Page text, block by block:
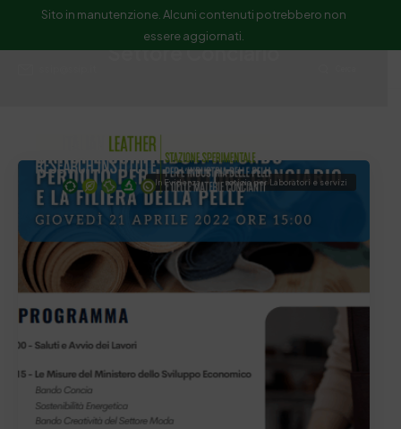
Sito in manutenzione. Alcuni contenuti potrebbero non
essere aggiornati.
Settore Conciario
In Evidenza notizia per Laboratori e servizi